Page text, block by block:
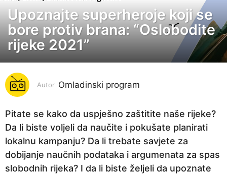
g
o
n
a
p
r
j
e
Upoznajte superheroje koji se
bore protiv brana: “Oslobodite
rijeke 2021”
Autor Omladinski program
Pitate se kako da uspješno zaštitite naše rijeke?
Da li biste voljeli da naučite i pokušate planirati
lokalnu kampanju? Da li trebate savjete za
dobijanje naučnih podataka i argumenata za spas
slobodnih rijeka? I da li biste željeli da upoznate